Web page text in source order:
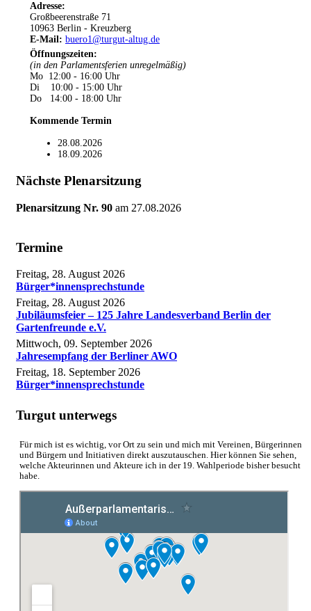
Adresse:
Großbeerenstraße 71
10963 Berlin - Kreuzberg
E-Mail: buero1@turgut-altug.de
Öffnungszeiten:
(in den Parlamentsferien unregelmäßig)
Mo 12:00 - 16:00 Uhr
Di 10:00 - 15:00 Uhr
Do 14:00 - 18:00 Uhr
Kommende Termin
28.08.2026
18.09.2026
Nächste Plenarsitzung
Plenarsitzung Nr. 90 am 27.08.2026
Termine
Freitag, 28. August 2026
Bürger*innensprechstunde
Freitag, 28. August 2026
Jubiläumsfeier – 125 Jahre Landesverband Berlin der
Gartenfreunde e.V.
Mittwoch, 09. September 2026
Jahresempfang der Berliner AWO
Freitag, 18. September 2026
Bürger*innensprechstunde
Turgut unterwegs
Für mich ist es wichtig, vor Ort zu sein und mich mit Vereinen, Bürgerinnen
und Bürgern und Initiativen direkt auszutauschen. Hier können Sie sehen,
welche Akteurinnen und Akteure ich in der 19. Wahlperiode bisher besucht
habe.